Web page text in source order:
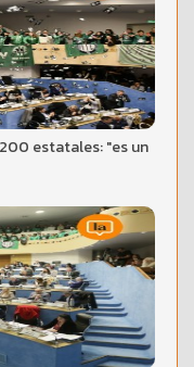
estatales: "es un